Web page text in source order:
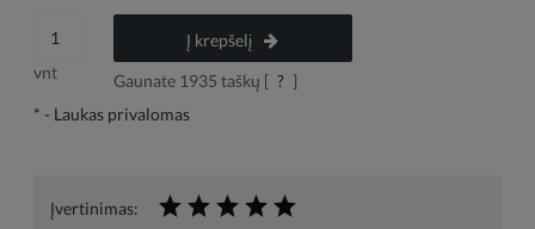
vnt
Į krepšelį
Gaunate 1935 taškų [ ? ]
* - Laukas privalomas
Įvertinimas: